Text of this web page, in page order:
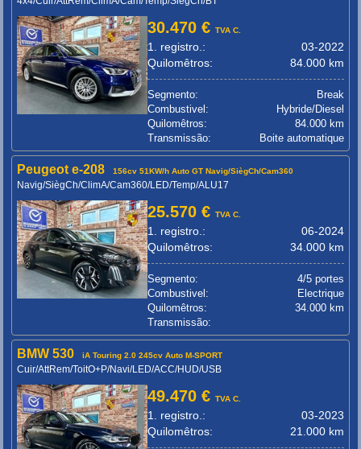
30.470 €TVA C.
1. registro.:
03-2022
Quilomêtros:
84.000 km
Segmento:
Break
Combustivel:
Hybride/Diesel
Quilomêtros:
84.000 km
Transmissão:
Boite automatique
Peugeot e-208 156cv 51KW/h Auto GT Navig/SiègCh/Cam360
Navig/SiègCh/ClimA/Cam360/LED/Temp/ALU17
25.570 €TVA C.
1. registro.:
06-2024
Quilomêtros:
34.000 km
Segmento:
4/5 portes
Combustivel:
Electrique
Quilomêtros:
34.000 km
Transmissão:
BMW 530 iA Touring 2.0 245cv Auto M-SPORT
Cuir/AttRem/ToitO+P/Navi/LED/ACC/HUD/USB
49.470 €TVA C.
1. registro.:
03-2023
Quilomêtros:
21.000 km